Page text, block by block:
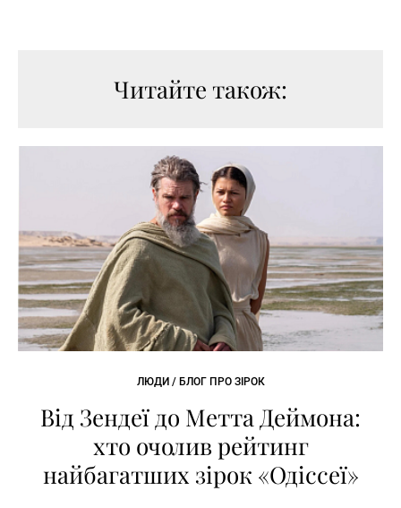
Читайте також:
ЛЮДИ / БЛОГ ПРО ЗІРОК
Від Зендеї до Метта Деймона:
хто очолив рейтинг
найбагатших зірок «Одіссеї»